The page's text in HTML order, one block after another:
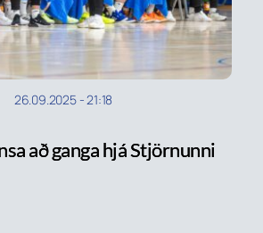
26.09.2025-21:18
að ganga hjá Stjörnunni